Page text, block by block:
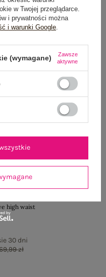
high waist
30 dni
zł
w Twojej przeglądarce.
i prywatności można
i warunki Google
(wymagane)
Zawsze
aktywne